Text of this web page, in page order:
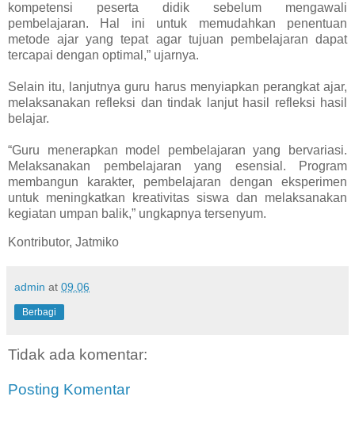
kompetensi peserta didik sebelum mengawali
pembelajaran. Hal ini untuk memudahkan penentuan
metode ajar yang tepat agar tujuan pembelajaran dapat
tercapai dengan optimal,” ujarnya.
Selain itu, lanjutnya guru harus menyiapkan perangkat ajar,
melaksanakan refleksi dan tindak lanjut hasil refleksi hasil
belajar.
“Guru menerapkan model pembelajaran yang bervariasi.
Melaksanakan pembelajaran yang esensial. Program
membangun karakter, pembelajaran dengan eksperimen
untuk meningkatkan kreativitas siswa dan melaksanakan
kegiatan umpan balik,” ungkapnya tersenyum.
Kontributor, Jatmiko
admin at 09.06
Berbagi
Tidak ada komentar:
Posting Komentar